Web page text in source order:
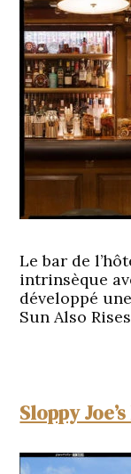
Le bar de
intrinsèque
développé
Sun Also
Sloppy